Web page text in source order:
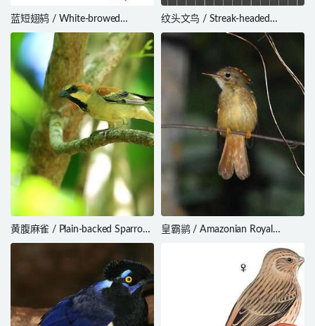
蓝短翅鸫 / White-browed
Shortwing / Brachypteryx
montana
纹头文鸟 / Streak-headed
Mannikin / Lonchura tristissima
黄腹麻雀 / Plain-backed Sparrow
/ Passer flaveolus
皇霸鹟 / Amazonian Royal